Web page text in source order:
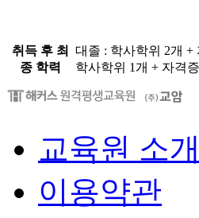
취득 후 최
종 학력
대졸 : 학사학위 2개 +
학사학위 1개 + 자격증
교육원 소개
이용약관